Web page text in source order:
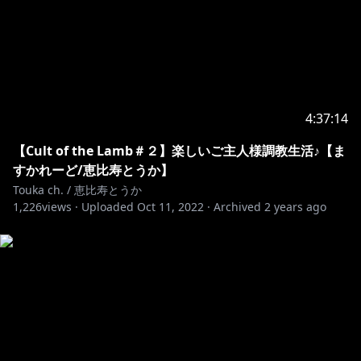
4:37:14
【Cult of the Lamb＃２】楽しいご主人様調教生活♪【ま
すかれーど/恵比寿とうか】
Touka ch. / 恵比寿とうか
1,226views · Uploaded Oct 11, 2022 · Archived 2 years ago